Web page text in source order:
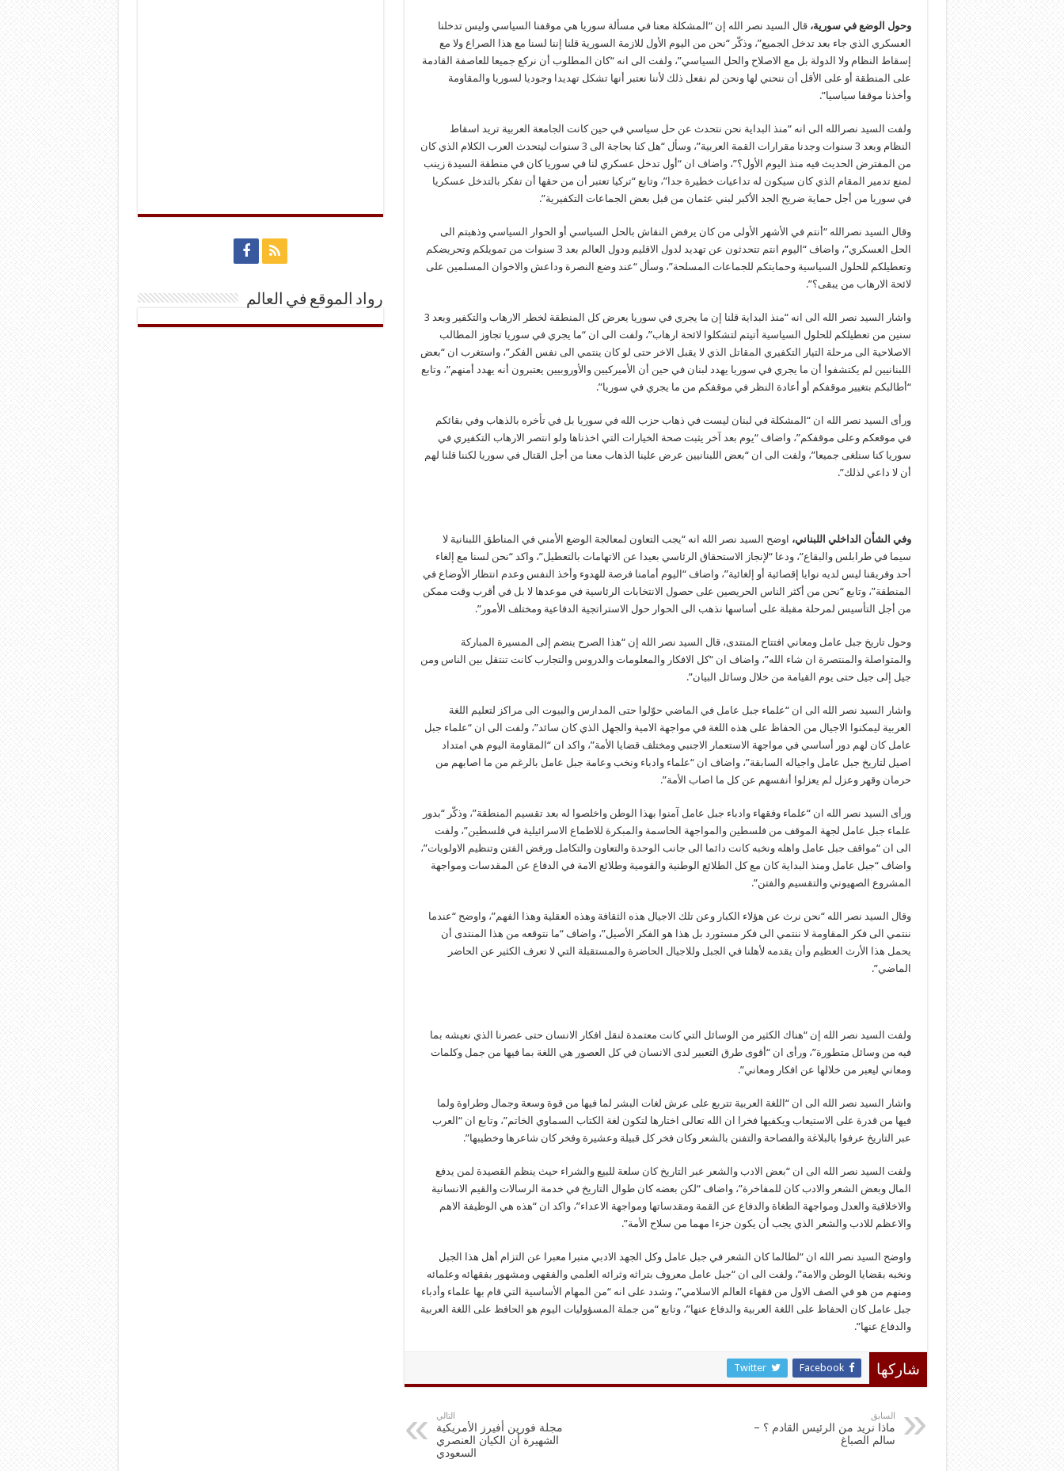
وحول الوضع في سورية، قال السيد نصر الله إن “المشكلة معنا في مسألة سوريا هي موقفنا السياسي وليس تدخلنا
العسكري الذي جاء بعد تدخل الجميع”، وذكّر “نحن من اليوم الأول للازمة السورية قلنا إننا لسنا مع هذا الصراع ولا مع
إسقاط النظام ولا الدولة بل مع الاصلاح والحل السياسي”، ولفت الى انه “كان المطلوب أن نركع جميعا للعاصفة القادمة
على المنطقة أو على الأقل أن ننحني لها ونحن لم نفعل ذلك لأننا نعتبر أنها تشكل تهديدا وجوديا لسوريا والمقاومة
وأخذنا موقفا سياسيا”.
ولفت السيد نصرالله الى انه “منذ البداية نحن نتحدث عن حل سياسي في حين كانت الجامعة العربية تريد اسقاط
النظام وبعد 3 سنوات وجدنا مقرارات القمة العربية”، وسأل “هل كنا بحاجة الى 3 سنوات ليتحدث العرب الكلام الذي كان
من المفترض الحديث فيه منذ اليوم الأول؟”، واضاف ان “أول تدخل عسكري لنا في سوريا كان في منطقة السيدة زينب
لمنع تدمير المقام الذي كان سيكون له تداعيات خطيرة جدا”، وتابع “تركيا تعتبر أن من حقها أن تفكر بالتدخل عسكريا
في سوريا من أجل حماية ضريح الجد الأكبر لبني عثمان من قبل بعض الجماعات التكفيرية”.
وقال السيد نصرالله “أنتم في الأشهر الأولى من كان يرفض النقاش بالحل السياسي أو الحوار السياسي وذهبتم الى
الحل العسكري”، واضاف “اليوم انتم تتحدثون عن تهديد لدول الاقليم ودول العالم بعد 3 سنوات من تمويلكم وتحريضكم
وتعطيلكم للحلول السياسية وحمايتكم للجماعات المسلحة”، وسأل “عند وضع النصرة وداعش والاخوان المسلمين على
لائحة الارهاب من يبقى؟”.
واشار السيد نصر الله الى انه “منذ البداية قلنا إن ما يجري في سوريا يعرض كل المنطقة لخطر الارهاب والتكفير وبعد 3
سنين من تعطيلكم للحلول السياسية أتيتم لتشكلوا لائحة ارهاب”، ولفت الى ان “ما يجري في سوريا تجاوز المطالب
الاصلاحية الى مرحلة التيار التكفيري المقاتل الذي لا يقبل الاخر حتى لو كان ينتمي الى نفس الفكر”، واستغرب ان “بعض
اللبنانيين لم يكتشفوا أن ما يجري في سوريا يهدد لبنان في حين أن الأميركيين والأوروبيين يعتبرون أنه يهدد أمنهم”، وتابع
“أطالبكم بتغيير موقفكم أو أعادة النظر في موقفكم من ما يجري في سوريا”.
ورأى السيد نصر الله ان “المشكلة في لبنان ليست في ذهاب حزب الله في سوريا بل في تأخره بالذهاب وفي بقائكم
في موقعكم وعلى موقفكم”، واضاف “يوم بعد آخر يثبت صحة الخيارات التي اخذناها ولو انتصر الارهاب التكفيري في
سوريا كنا سنلغى جميعا”، ولفت الى ان “بعض اللبنانيين عرض علينا الذهاب معنا من أجل القتال في سوريا لكننا قلنا لهم
أن لا داعي لذلك”.
وفي الشأن الداخلي اللبناني، اوضح السيد نصر الله انه “يجب التعاون لمعالجة الوضع الأمني في المناطق اللبنانية لا
سيما في طرابلس والبقاع”، ودعا “لإنجاز الاستحقاق الرئاسي بعيدا عن الاتهامات بالتعطيل”، واكد “نحن لسنا مع إلغاء
أحد وفريقنا ليس لديه نوايا إقصائية أو إلغائية”، واضاف “اليوم أمامنا فرصة للهدوء وأخذ النفس وعدم انتظار الأوضاع في
المنطقة”، وتابع “نحن من أكثر الناس الحريصين على حصول الانتخابات الرئاسية في موعدها لا بل في أقرب وقت ممكن
من أجل التأسيس لمرحلة مقبلة على أساسها نذهب الى الحوار حول الاستراتجية الدفاعية ومختلف الأمور”.
وحول تاريخ جبل عامل ومعاني افتتاح المنتدى، قال السيد نصر الله إن “هذا الصرح ينضم إلى المسيرة المباركة
والمتواصلة والمنتصرة ان شاء الله”، واضاف ان “كل الافكار والمعلومات والدروس والتجارب كانت تنتقل بين الناس ومن
جيل إلى جيل حتى يوم القيامة من خلال وسائل البيان”.
واشار السيد نصر الله الى ان “علماء جبل عامل في الماضي حوّلوا حتى المدارس والبيوت الى مراكز لتعليم اللغة
العربية ليمكنوا الاجيال من الحفاظ على هذه اللغة في مواجهة الامية والجهل الذي كان سائد”، ولفت الى ان “علماء جبل
عامل كان لهم دور أساسي في مواجهة الاستعمار الاجنبي ومختلف قضايا الأمة”، واكد ان “المقاومة اليوم هي امتداد
اصيل لتاريخ جبل عامل واجياله السابقة”، واضاف ان “علماء وادباء ونخب وعامة جبل عامل بالرغم من ما اصابهم من
حرمان وقهر وعزل لم يعزلوا أنفسهم عن كل ما اصاب الأمة”.
ورأى السيد نصر الله ان “علماء وفقهاء وادباء جبل عامل آمنوا بهذا الوطن واخلصوا له بعد تقسيم المنطقة”، وذكّر “بدور
علماء جبل عامل لجهة الموقف من فلسطين والمواجهة الحاسمة والمبكرة للاطماع الاسرائيلية في فلسطين”، ولفت
الى ان “مواقف جبل عامل واهله ونخبه كانت دائما الى جانب الوحدة والتعاون والتكامل ورفض الفتن وتنظيم الاولويات”،
واضاف “جبل عامل ومنذ البداية كان مع كل الطلائع الوطنية والقومية وطلائع الامة في الدفاع عن المقدسات ومواجهة
المشروع الصهيوني والتقسيم والفتن”.
وقال السيد نصر الله “نحن نرث عن هؤلاء الكبار وعن تلك الاجيال هذه الثقافة وهذه العقلية وهذا الفهم”، واوضح “عندما
ننتمي الى فكر المقاومة لا ننتمي الى فكر مستورد بل هذا هو الفكر الأصيل”، واضاف “ما نتوقعه من هذا المنتدى أن
يحمل هذا الأرث العظيم وأن يقدمه لأهلنا في الجبل وللاجيال الحاضرة والمستقبلة التي لا تعرف الكثير عن الحاضر
الماضي”.
ولفت السيد نصر الله إن “هناك الكثير من الوسائل التي كانت معتمدة لنقل افكار الانسان حتى عصرنا الذي نعيشه بما
فيه من وسائل متطورة”، ورأى ان “أقوى طرق التعبير لدى الانسان في كل العصور هي اللغة بما فيها من جمل وكلمات
ومعاني ليعبر من خلالها عن افكار ومعاني”.
واشار السيد نصر الله الى ان “اللغة العربية تتربع على عرش لغات البشر لما فيها من قوة وسعة وجمال وطراوة ولما
فيها من قدرة على الاستيعاب ويكفيها فخرا ان الله تعالى اختارها لتكون لغة الكتاب السماوي الخاتم”، وتابع ان “العرب
عبر التاريخ عرفوا بالبلاغة والفصاحة والتفنن بالشعر وكان فخر كل قبيلة وعشيرة وفخر كان شاعرها وخطيبها”.
ولفت السيد نصر الله الى ان “بعض الادب والشعر عبر التاريخ كان سلعة للبيع والشراء حيث ينظم القصيدة لمن يدفع
المال وبعض الشعر والادب كان للمفاخرة”، واضاف “لكن بعضه كان طوال التاريخ في خدمة الرسالات والقيم الانسانية
والاخلاقية والعدل ومواجهة الطغاة والدفاع عن القمة ومقدساتها ومواجهة الاعداء”، واكد ان “هذه هي الوظيفة الاهم
والاعظم للادب والشعر الذي يجب أن يكون جزءا مهما من سلاح الأمة”.
واوضح السيد نصر الله ان “لطالما كان الشعر في جبل عامل وكل الجهد الادبي منبرا معبرا عن التزام أهل هذا الجبل
ونخبه بقضايا الوطن والامة”، ولفت الى ان “جبل عامل معروف بتراثه وثرائه العلمي والفقهي ومشهور بفقهائه وعلمائه
ومنهم من هو في الصف الاول من فقهاء العالم الاسلامي”، وشدد على انه “من المهام الأساسية التي قام بها علماء وأدباء
جبل عامل كان الحفاظ على اللغة العربية والدفاع عنها”، وتابع “من جملة المسؤوليات اليوم هو الحافظ على اللغة العربية
والدفاع عنها”.
شاركها Facebook
Twitter
السابق
ماذا نريد من الرئيس القادم ؟ –
سالم الصباغ
التالي
مجلة فورين أفيرز الأمريكية
الشهيرة أن الكيان العنصري
السعودي
رواد الموقع في العالم